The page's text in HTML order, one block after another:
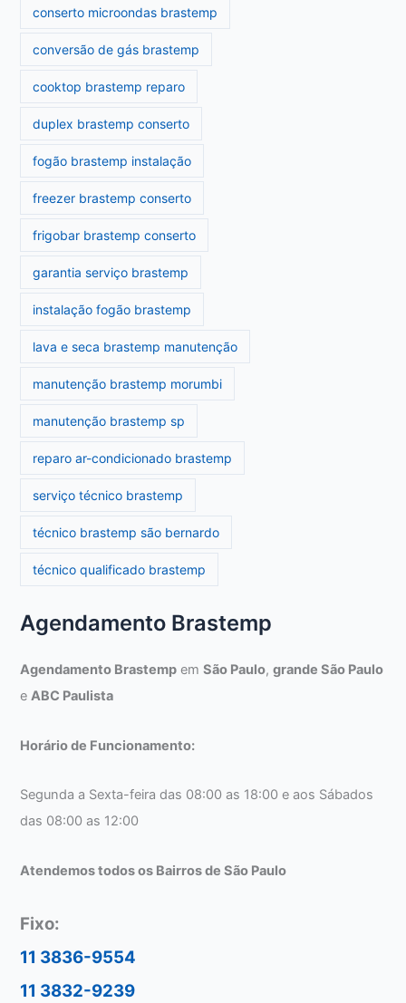
conserto microondas brastemp
conversão de gás brastemp
cooktop brastemp reparo
duplex brastemp conserto
fogão brastemp instalação
freezer brastemp conserto
frigobar brastemp conserto
garantia serviço brastemp
instalação fogão brastemp
lava e seca brastemp manutenção
manutenção brastemp morumbi
manutenção brastemp sp
reparo ar-condicionado brastemp
serviço técnico brastemp
técnico brastemp são bernardo
técnico qualificado brastemp
Agendamento Brastemp
Agendamento Brastemp emSão Paulo,grande São Paulo
eABC Paulista
Horário de Funcionamento:
Segunda a Sexta-feira das 08:00 as 18:00 e aos Sábados
das 08:00 as 12:00
Atendemos todos os Bairros de São Paulo
Fixo:
11 3836-9554
11 3832-9239